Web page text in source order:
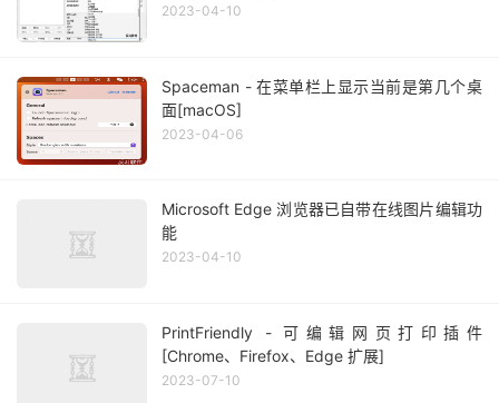
2023-04-10
Spaceman - 在菜单栏上显示当前是第几个桌
面[macOS]
2023-04-06
Microsoft Edge 浏览器已自带在线图片编辑功
能
2023-04-10
PrintFriendly - 可编辑网页打印插件
[Chrome、Firefox、Edge 扩展]
2023-07-10